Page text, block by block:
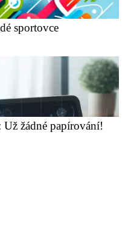
sportovce
žádné papírování!